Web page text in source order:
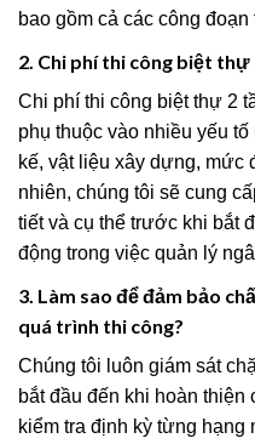
bao gồm cả các công
2. Chi phí thi công biệt thự
Chi phí thi công biệt thự 2
phụ thuộc vào nhiều yếu
kế, vật liệu xây dựng, mức
nhiên, chúng tôi sẽ cung
tiết và cụ thể trước khi bắt
động trong việc quản lý
3. Làm sao để đảm bảo
quá trình thi công?
Chúng tôi luôn giám sát
bắt đầu đến khi hoàn
kiểm tra định kỳ từng hạng